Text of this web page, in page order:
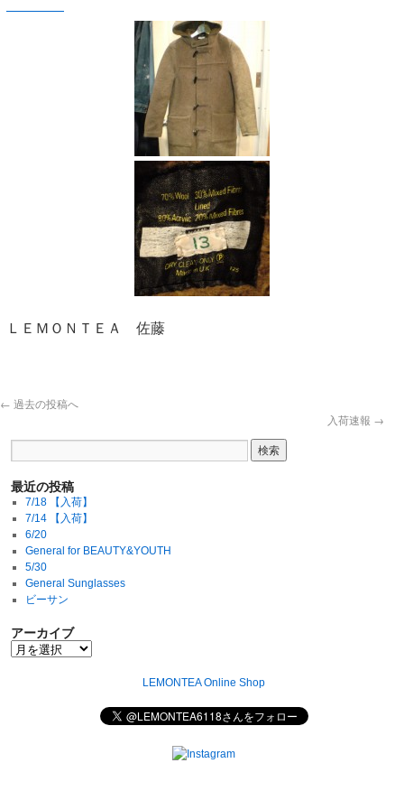
ＬＥＭＯＮＴＥＡ 佐藤
← 過去の投稿へ
入荷速報 →
最近の投稿
7/18 【入荷】
7/14 【入荷】
6/20
General for BEAUTY&YOUTH
5/30
General Sunglasses
ビーサン
アーカイブ
LEMONTEA Online Shop